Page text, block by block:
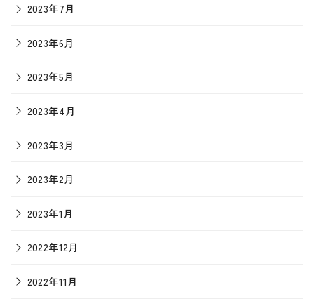
2023年7月
2023年6月
2023年5月
2023年4月
2023年3月
2023年2月
2023年1月
2022年12月
2022年11月